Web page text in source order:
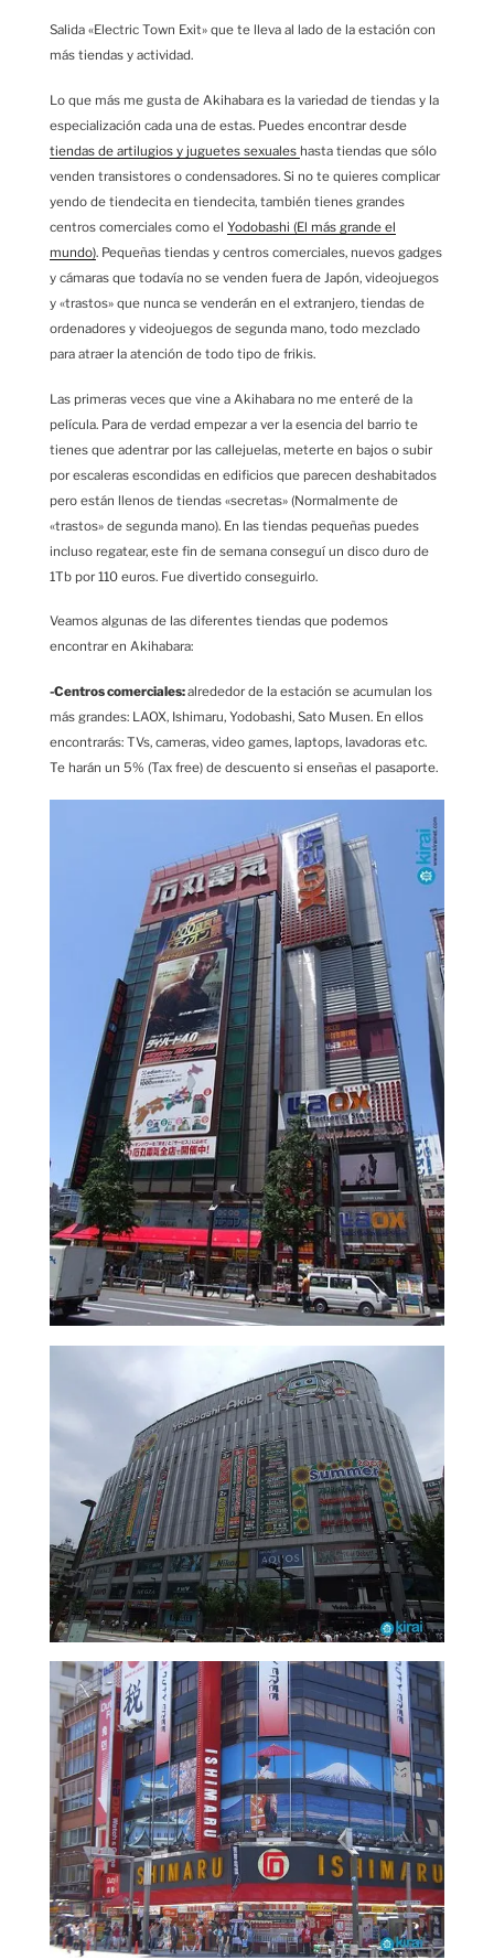
Salida «Electric Town Exit» que te lleva al lado de la estación con
más tiendas y actividad.
Lo que más me gusta de Akihabara es la variedad de tiendas y la
especialización cada una de estas. Puedes encontrar desde
tiendas de artilugios y juguetes sexuales hasta tiendas que sólo
venden transistores o condensadores. Si no te quieres complicar
yendo de tiendecita en tiendecita, también tienes grandes
centros comerciales como el Yodobashi (El más grande el
mundo). Pequeñas tiendas y centros comerciales, nuevos gadges
y cámaras que todavía no se venden fuera de Japón, videojuegos
y «trastos» que nunca se venderán en el extranjero, tiendas de
ordenadores y videojuegos de segunda mano, todo mezclado
para atraer la atención de todo tipo de frikis.
Las primeras veces que vine a Akihabara no me enteré de la
película. Para de verdad empezar a ver la esencia del barrio te
tienes que adentrar por las callejuelas, meterte en bajos o subir
por escaleras escondidas en edificios que parecen deshabitados
pero están llenos de tiendas «secretas» (Normalmente de
«trastos» de segunda mano). En las tiendas pequeñas puedes
incluso regatear, este fin de semana conseguí un disco duro de
1Tb por 110 euros. Fue divertido conseguirlo.
Veamos algunas de las diferentes tiendas que podemos
encontrar en Akihabara:
-Centros comerciales:alrededor de la estación se acumulan los
más grandes: LAOX, Ishimaru, Yodobashi, Sato Musen. En ellos
encontrarás: TVs, cameras, video games, laptops, lavadoras etc.
Te harán un 5% (Tax free) de descuento si enseñas el pasaporte.